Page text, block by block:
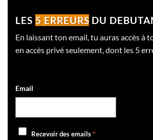
LES 5 ERREURS DU
En laissant ton email, tu auras accès à
en accès privé seulement, dont les 5
Email
Recevoir des emails*